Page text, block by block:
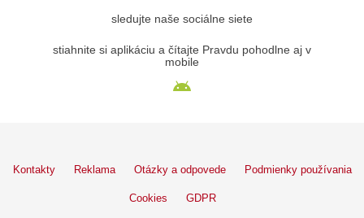
sledujte naše sociálne siete
stiahnite si aplikáciu a čítajte Pravdu pohodlne aj v
mobile
Kontakty Reklama Otázky a odpovede Podmienky používania
Cookies GDPR